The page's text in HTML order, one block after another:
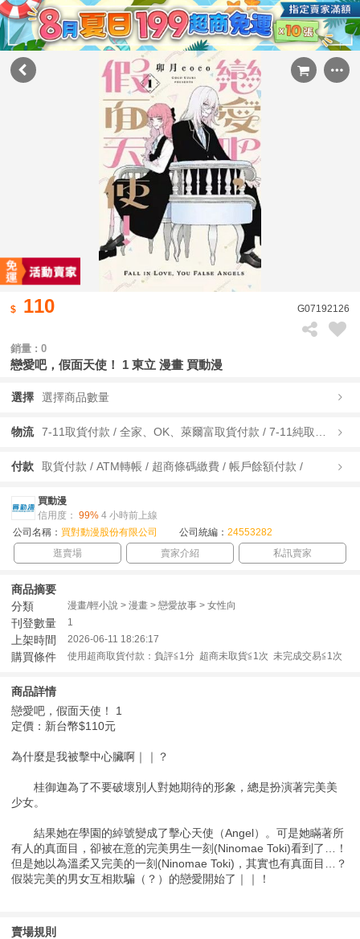
110 G07192126
銷量 : 0
戀愛吧，假面天使！ 1 東立 漫畫 買動漫
選擇 選擇商品數量
物流
付款 取貨付款 / ATM轉帳 / 超商條碼繳費 / 帳戶餘額付款 /
買動漫
信用度： 99% 4 小時前上線
公司名稱： 買對動漫股份有限公司 公司統編： 24553282
逛賣場
賣家介紹 私訊賣家
商品摘要
分類
漫畫/輕小說 > 漫畫 > 戀愛故事 > 女性向
刊登數量 1
上架時間 2026-06-11 18:26:17
購買條件 使用超商取貨付款：負評≦1分 超商未取貨≦1次 未完成交易≦1次
商品詳情
戀愛吧，假面天使！ 1
定價：新台幣$110元
為什麼是我被擊中心臟啊｜｜？
桂御迦為了不要破壞別人對她期待的形象，總是扮演著完美美
少女。
結果她在學園的綽號變成了擊心天使（Angel）。可是她瞞著所
有人的真面目，卻被在意的完美男生一刻(Ninomae Toki)看到了…！
但是她以為溫柔又完美的一刻(Ninomae Toki)，其實也有真面目…？
假裝完美的男女互相欺騙（？）的戀愛開始了｜｜！
賣場規則